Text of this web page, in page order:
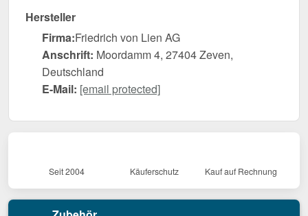
Hersteller
Firma:Friedrich von Lien AG
Anschrift: Moordamm 4, 27404 Zeven,
Deutschland
E-Mail: [email protected]
Seit 2004 Käuferschutz Kauf auf Rechnung